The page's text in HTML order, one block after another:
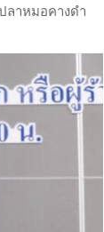
ลาหมอคางดำ